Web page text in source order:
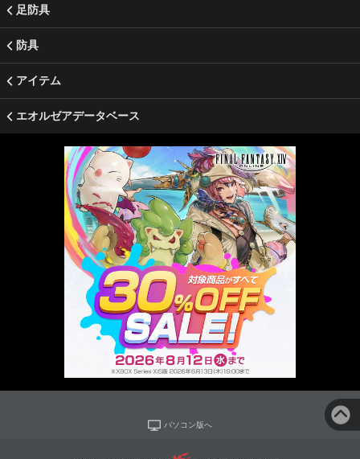
足防具
防具
アイテム
エオルゼアデータベース
パソコン版へ